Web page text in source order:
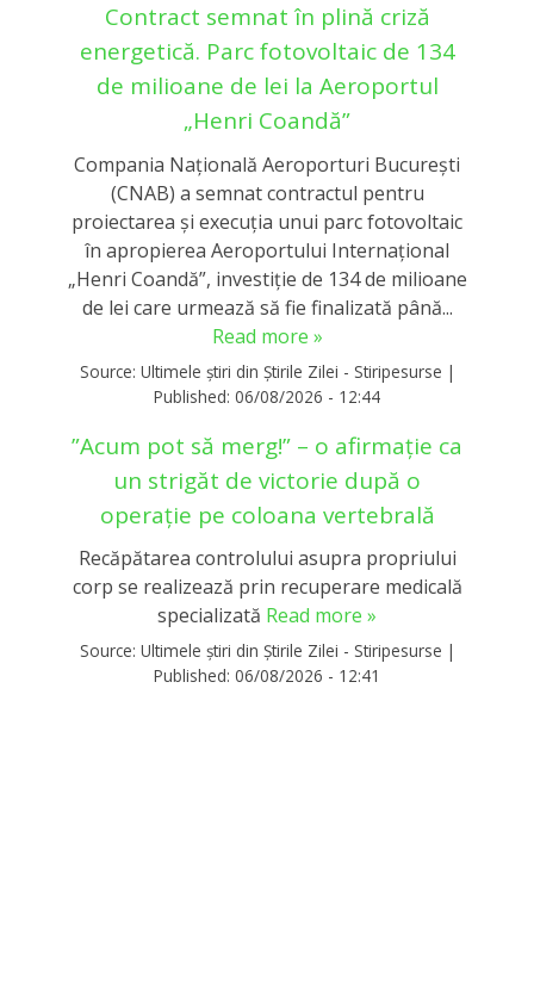
Contract semnat în plină criză
energetică. Parc fotovoltaic de 134
de milioane de lei la Aeroportul
„Henri Coandă”
Compania Națională Aeroporturi București
(CNAB) a semnat contractul pentru
proiectarea și execuția unui parc fotovoltaic
în apropierea Aeroportului Internațional
„Henri Coandă”, investiție de 134 de milioane
de lei care urmează să fie finalizată până...
Read more »
Source: Ultimele știri din Știrile Zilei - Stiripesurse |
Published: 06/08/2026 - 12:44
”Acum pot să merg!” – o afirmație ca
un strigăt de victorie după o
operație pe coloana vertebrală
Recăpătarea controlului asupra propriului
corp se realizează prin recuperare medicală
specializată Read more »
Source: Ultimele știri din Știrile Zilei - Stiripesurse |
Published: 06/08/2026 - 12:41